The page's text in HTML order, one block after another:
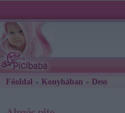
Főoldal » Konyhában » Desszertek